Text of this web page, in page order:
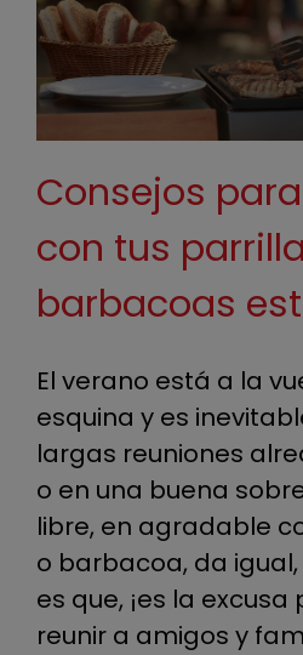
Actualidad
Contacto
Consejos
con tus
barbacoas
El verano está a la
esquina y es
largas reuniones
o en una buena
libre, en agradable
o barbacoa, da
es que, ¡es la
reunir a amigos y